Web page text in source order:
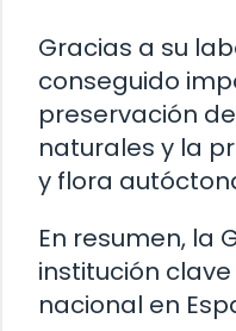
Gracias a su
conseguido
preservación
naturales y la
y flora
En resumen, la
institución
nacional en